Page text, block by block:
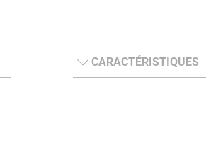
CARACTÉRISTIQUES